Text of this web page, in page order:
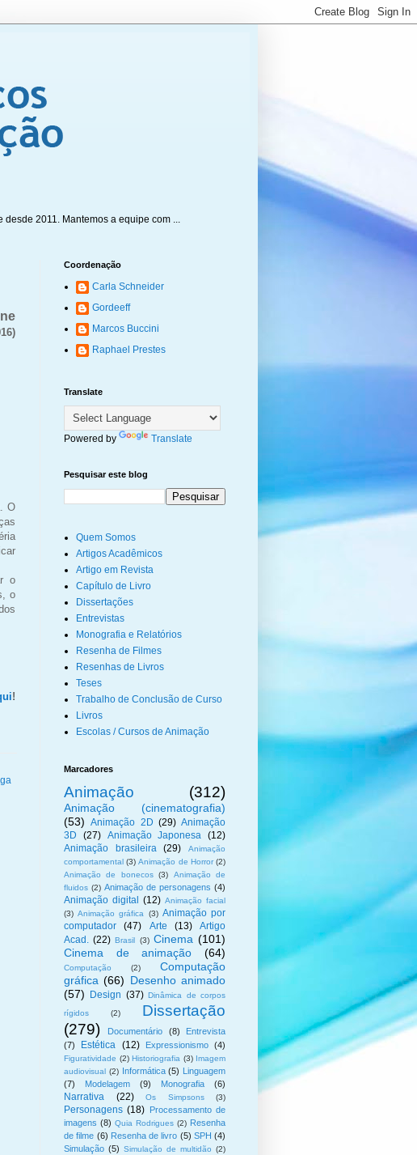
2011. Mantemos a equipe com ...
O
o
o
!
Coordenação
Carla Schneider
Gordeeff
Marcos Buccini
Raphael Prestes
Translate
Powered by Translate
Pesquisar este blog
Quem Somos
Artigos Acadêmicos
Artigo em Revista
Capítulo de Livro
Dissertações
Entrevistas
Monografia e Relatórios
Resenha de Filmes
Resenhas de Livros
Teses
Trabalho de Conclusão de Curso
Livros
Escolas / Cursos de Animação
Marcadores
Animação (312)
Animação (cinematografia)
(53) Animação 2D (29) Animação
3D
(27) Animação Japonesa (12)
Animação brasileira
(29)
Animação
comportamental (3) Animação de Horror (2)
Animação de bonecos (3)
Animação de
fluidos (2) Animação de personagens (4)
Animação digital (12) Animação facial
(3) Animação gráfica (3) Animação por
computador
(47) Arte (13)
Artigo
Acad. (22) Brasil (3) Cinema (101)
Cinema de animação
(64)
Computação (2)
Computação
gráfica (66) Desenho animado
(57)
Design (37) Dinâmica de corpos
rígidos
(2)
Dissertação
(279)
Documentário (8)
Entrevista
(7)
Estética (12) Expressionismo (4)
Figuratividade (2) Historiografia (3) Imagem
audiovisual (2) Informática (5) Linguagem
(7)
Modelagem (9) Monografia (6)
Narrativa (22) Os Simpsons (3)
Personagens (18) Processamento de
imagens (8) Quia Rodrigues (2) Resenha
de filme (6) Resenha de livro (5) SPH (4)
Simulação (5) Simulação de multidão (2)